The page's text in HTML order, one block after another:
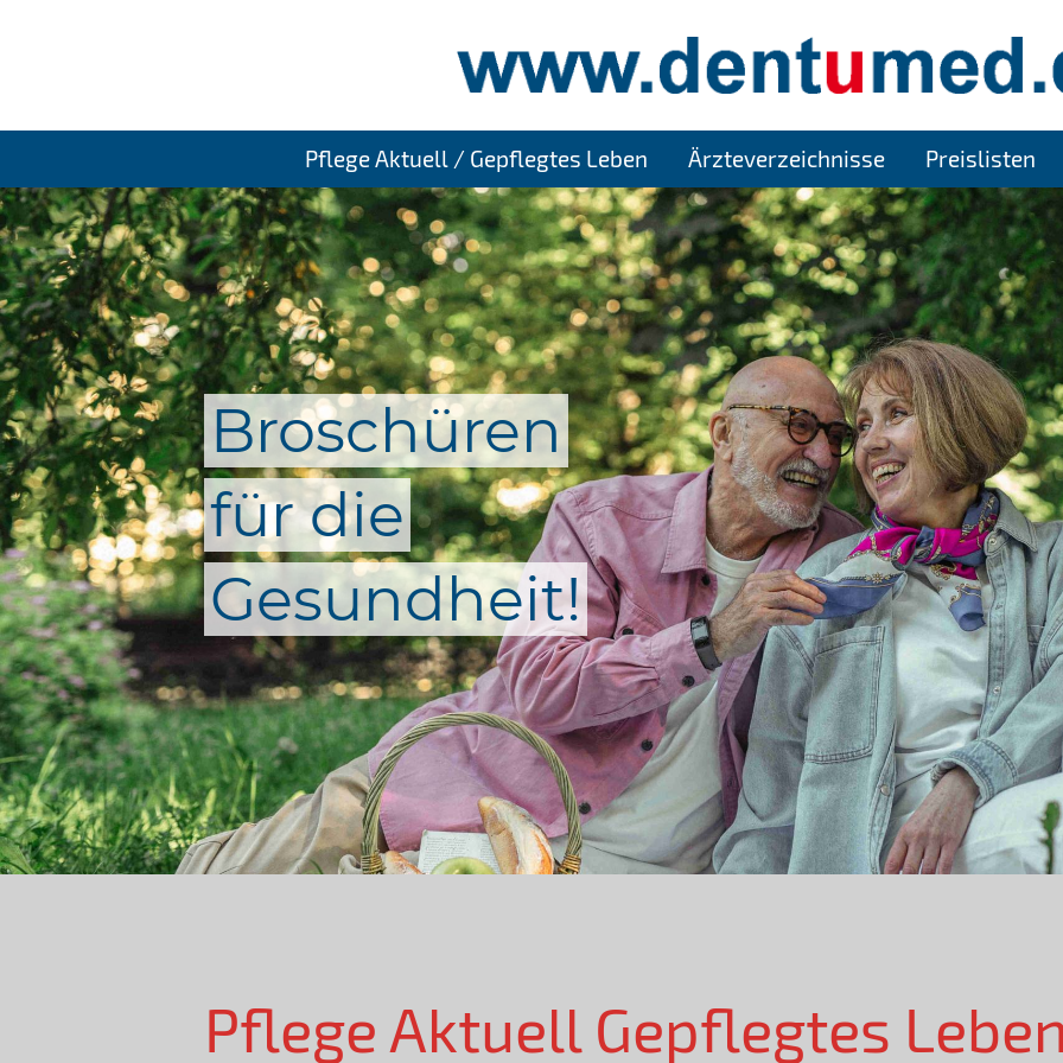
Pflege Aktuell / Gepflegtes Leben Ärzteverzeichnisse Preislisten
Broschüren
für die
Gesundheit!
Pflege Aktuell Gepflegtes